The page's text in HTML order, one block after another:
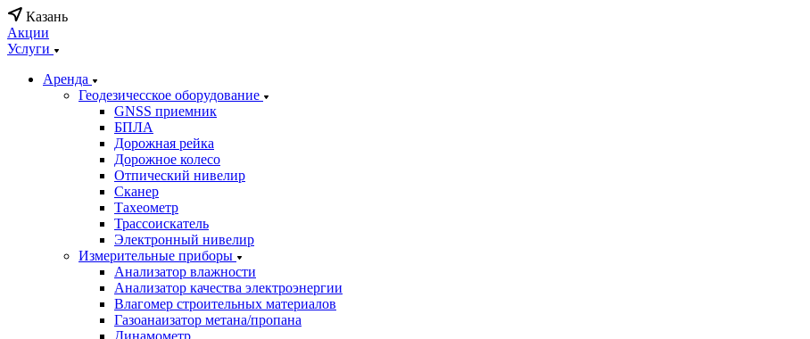
Казань
Акции
Услуги
Аренда
Геодезичесское оборудование
GNSS приемник
БПЛА
Дорожная рейка
Дорожное колесо
Отпический нивелир
Сканер
Тахеометр
Трассоискатель
Электронный нивелир
Измерительные приборы
Анализатор влажности
Анализатор качества электроэнергии
Влагомер строительных материалов
Газоанаизатор метана/пропана
Динамометр